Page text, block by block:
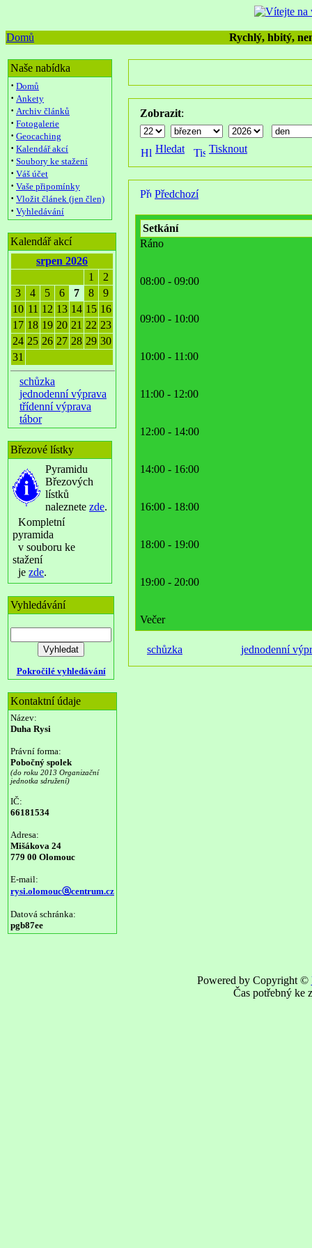
Domů Rychlý, hbitý,
Naše nabídka
· Domů
· Ankety
· Archiv článků
· Fotogalerie
· Geocaching
· Kalendář akcí
· Soubory ke stažení
· Váš účet
· Vaše připomínky
· Vložit článek (jen člen)
· Vyhledávání
Kalendář akcí
srpen 2026
1
2
3
4 5 6 7 8
9
10 11 12 13 14 15 16
17 18 19 20 21 22 23
24 25 26 27 28 29 30
31
schůzka
jednodenní výprava
třídenní výprava
tábor
Březové lístky
Pyramidu
Březových
lístků
naleznete zde.
Kompletní
pyramida
v souboru ke
stažení
je zde.
Vyhledávání
Pokročilé vyhledávání
Kontaktní údaje
Název:
Duha Rysi
Právní forma:
Pobočný spolek
(do roku 2013 Organizační
jednotka sdružení)
IČ:
66181534
Adresa:
Mišákova 24
779 00 Olomouc
E-mail:
rysi.olomoucⓐcentrum.cz
Datová schránka:
pgb87ee
Zobrazit:
Hledat Tisknout
Předchozí
Setkání
Ráno
08:00 - 09:00
09:00 - 10:00
10:00 - 11:00
11:00 - 12:00
12:00 - 14:00
14:00 - 16:00
16:00 - 18:00
18:00 - 19:00
19:00 - 20:00
Večer
schůzka jednodenní
Powered by Copyright ©
Čas potřebný ke